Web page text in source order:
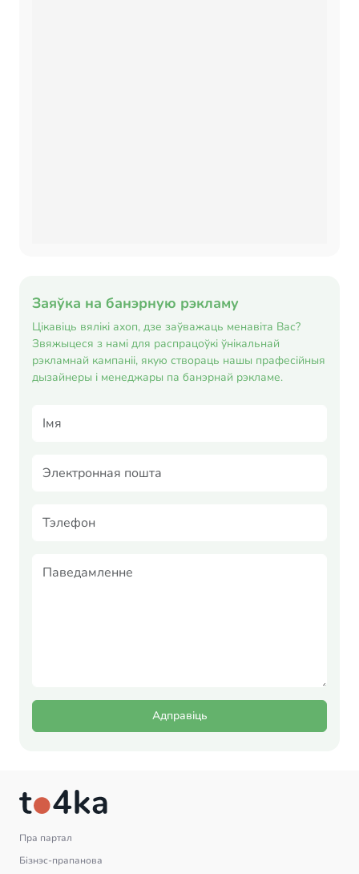
Заяўка на банэрную рэкламу
Цікавіць вялікі ахоп, дзе заўважаць менавіта Вас?
Звяжыцеся з намі для распрацоўкі ўнікальнай
рэкламнай кампаніі, якую створаць нашы прафесійныя
дызайнеры і менеджары па банэрнай рэкламе.
Адправіць
Пра партал
Бізнэс-прапанова